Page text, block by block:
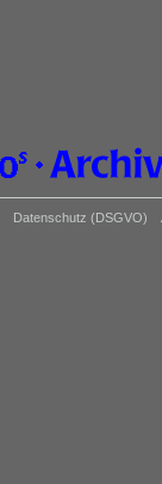
Datenschutz (DSGVO)